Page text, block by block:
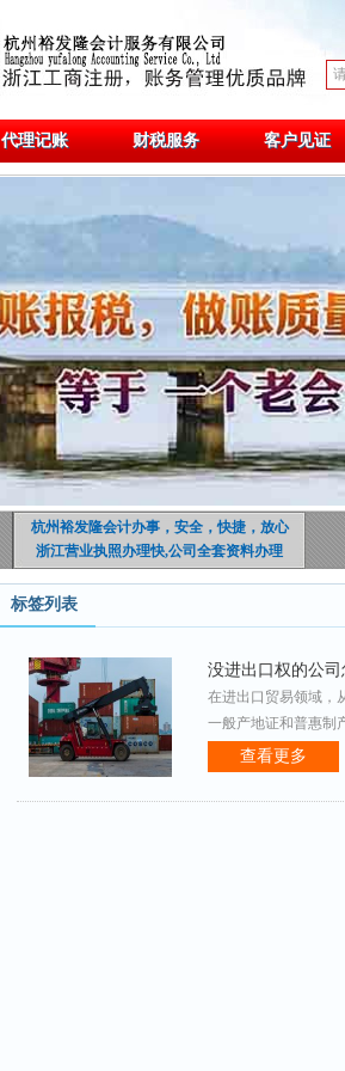
代理记账 财税服务 客户见证
杭州裕发隆会计办事，安全，快捷，放心
浙江营业执照办理快,公司全套资料办理
标签列表
没进出口权的公
在进出口贸易领域，
一般产地证和普惠制
查看更多